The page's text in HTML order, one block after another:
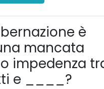
è
mancata
impedenza
e ____?